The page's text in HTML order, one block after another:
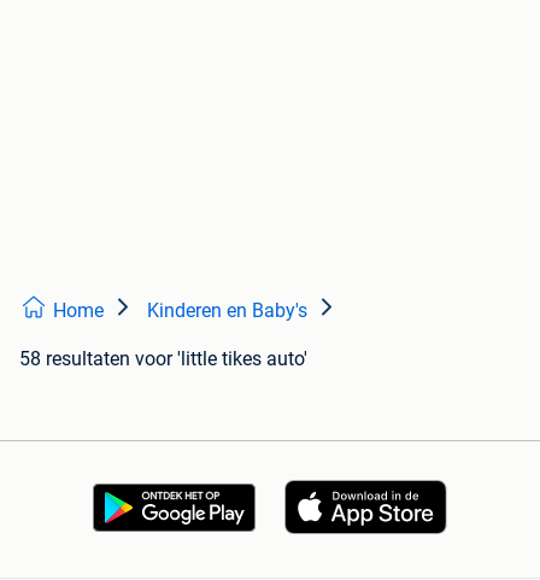
Home Kinderen en Baby's
58 resultaten voor 'little tikes auto'